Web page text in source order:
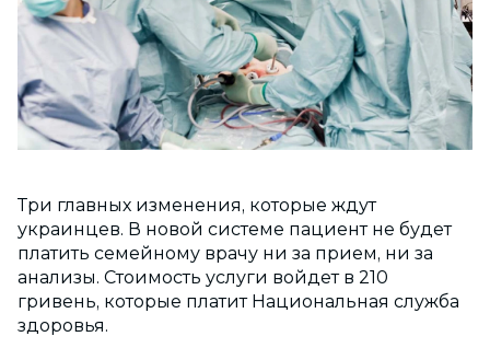
Три главных изменения, которые ждут
украинцев. В новой системе пациент не будет
платить семейному врачу ни за прием, ни за
анализы. Стоимость услуги войдет в 210
гривень, которые платит Национальная служба
здоровья.